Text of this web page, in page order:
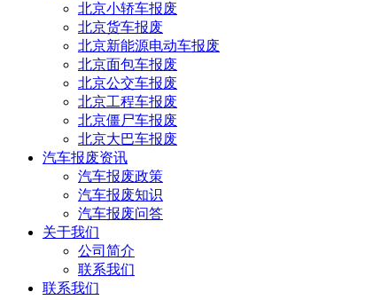
北京小轿车报废
北京货车报废
北京新能源电动车报废
北京面包车报废
北京公交车报废
北京工程车报废
北京僵尸车报废
北京大巴车报废
汽车报废资讯
汽车报废政策
汽车报废知识
汽车报废问答
关于我们
公司简介
联系我们
联系我们